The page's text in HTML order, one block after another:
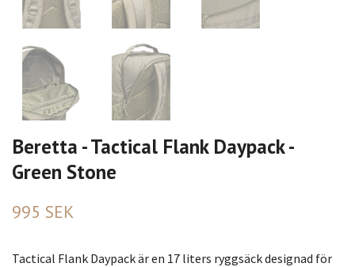
Beretta - Tactical Flank Daypack -
Green Stone
995 SEK
Tactical Flank Daypack är en 17 liters ryggsäck designad för